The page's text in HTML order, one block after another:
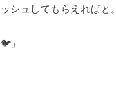
シュしてもらえればと
」